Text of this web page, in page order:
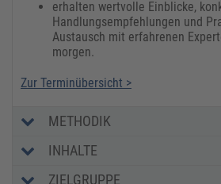
erhalten wertvolle Einblicke,
Handlungsempfehlungen und
Austausch mit erfahrenen
morgen.
Zur Terminübersicht >
METHODIK
INHALTE
ZIELGRUPPE